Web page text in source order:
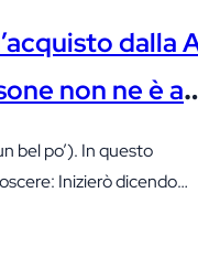
dalla
non ne è a
bel po’). In questo
Inizierò dicendo
anni. So che a molti